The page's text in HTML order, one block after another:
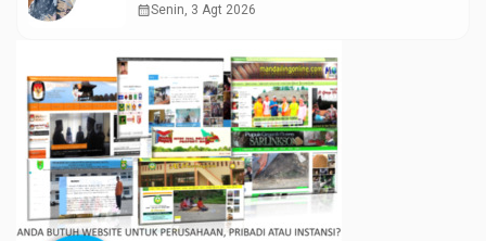
calendar_monthSenin, 3 Agt 2026